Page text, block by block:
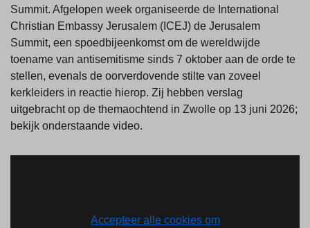
Summit. Afgelopen week organiseerde de International
Christian Embassy Jerusalem (ICEJ) de Jerusalem
Summit, een spoedbijeenkomst om de wereldwijde
toename van antisemitisme sinds 7 oktober aan de orde te
stellen, evenals de oorverdovende stilte van zoveel
kerkleiders in reactie hierop. Zij hebben verslag
uitgebracht op de themaochtend in Zwolle op 13 juni 2026;
bekijk onderstaande video.
Accepteer alle cookies om